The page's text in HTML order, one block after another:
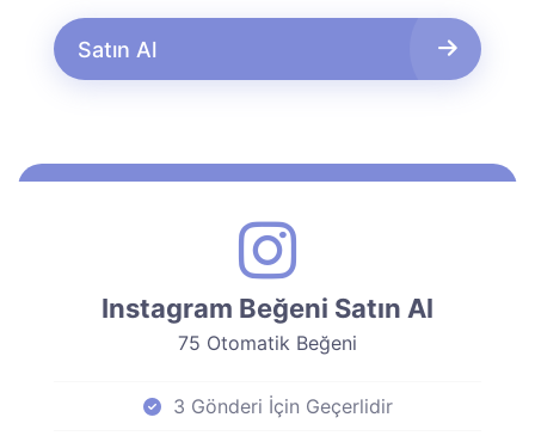
Satın Al
Instagram Beğeni Satın Al
75 Otomatik Beğeni
3 Gönderi İçin Geçerlidir